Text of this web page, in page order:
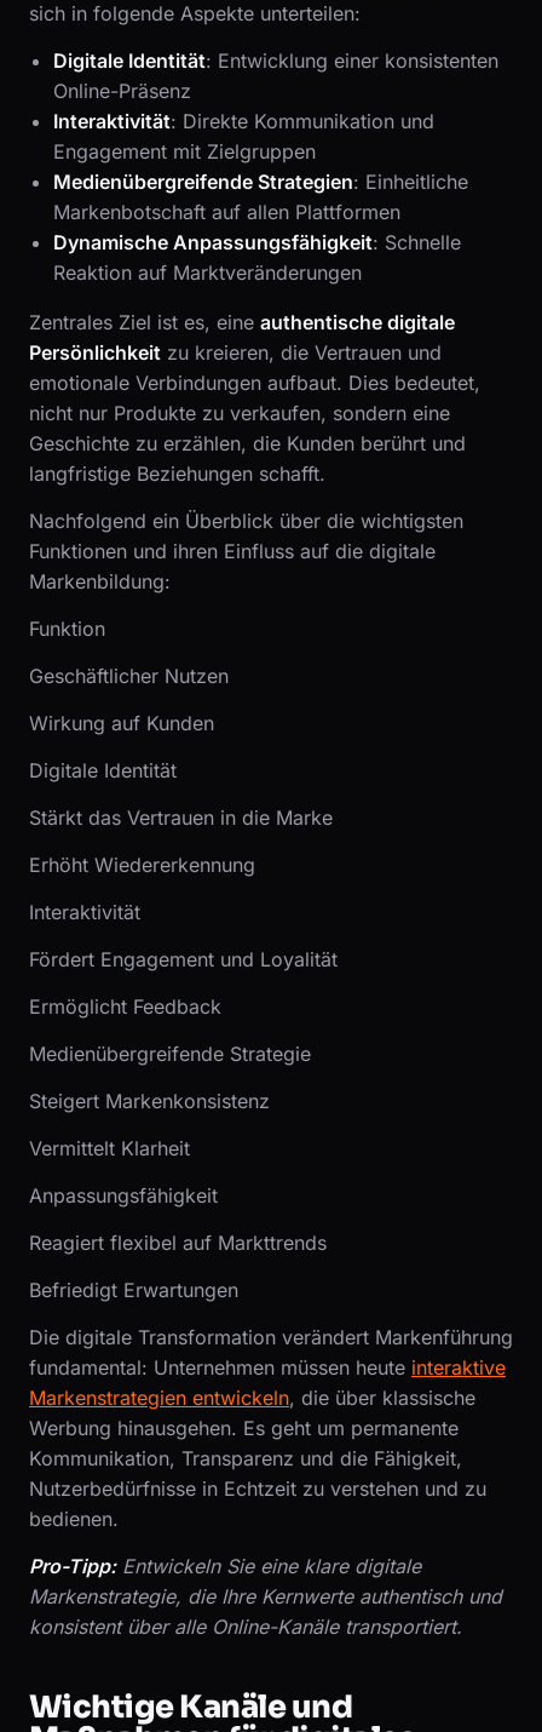
sich in folgende Aspekte unterteilen:
Digitale Identität: Entwicklung einer konsistenten
Online-Präsenz
Interaktivität: Direkte Kommunikation und
Engagement mit Zielgruppen
Medienübergreifende Strategien: Einheitliche
Markenbotschaft auf allen Plattformen
Dynamische Anpassungsfähigkeit: Schnelle
Reaktion auf Marktveränderungen
Zentrales Ziel ist es, eine authentische digitale
Persönlichkeit zu kreieren, die Vertrauen und
emotionale Verbindungen aufbaut. Dies bedeutet,
nicht nur Produkte zu verkaufen, sondern eine
Geschichte zu erzählen, die Kunden berührt und
langfristige Beziehungen schafft.
Nachfolgend ein Überblick über die wichtigsten
Funktionen und ihren Einfluss auf die digitale
Markenbildung:
Funktion
Geschäftlicher Nutzen
Wirkung auf Kunden
Digitale Identität
Stärkt das Vertrauen in die Marke
Erhöht Wiedererkennung
Interaktivität
Fördert Engagement und Loyalität
Ermöglicht Feedback
Medienübergreifende Strategie
Steigert Markenkonsistenz
Vermittelt Klarheit
Anpassungsfähigkeit
Reagiert flexibel auf Markttrends
Befriedigt Erwartungen
Die digitale Transformation verändert Markenführung
fundamental: Unternehmen müssen heute interaktive
Markenstrategien entwickeln, die über klassische
Werbung hinausgehen. Es geht um permanente
Kommunikation, Transparenz und die Fähigkeit,
Nutzerbedürfnisse in Echtzeit zu verstehen und zu
bedienen.
Pro-Tipp: Entwickeln Sie eine klare digitale
Markenstrategie, die Ihre Kernwerte authentisch und
konsistent über alle Online-Kanäle transportiert.
Wichtige Kanäle und